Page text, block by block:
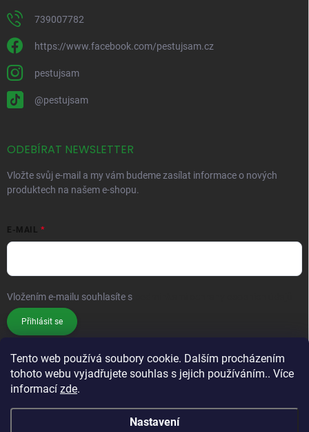
Tento web používá soubory cookie. Dalším procházením
tohoto webu vyjadřujete souhlas s jejich používáním.. Více
informací zde.
Nastavení
739007782
https://www.facebook.com/pestujsam.cz
pestujsam
@pestujsam
ODEBÍRAT NEWSLETTER
Vložte svůj e-mail a my vám budeme zasílat informace o nových
produktech na našem e-shopu.
E-MAIL
Vložením e-mailu souhlasíte s
Přihlásit se